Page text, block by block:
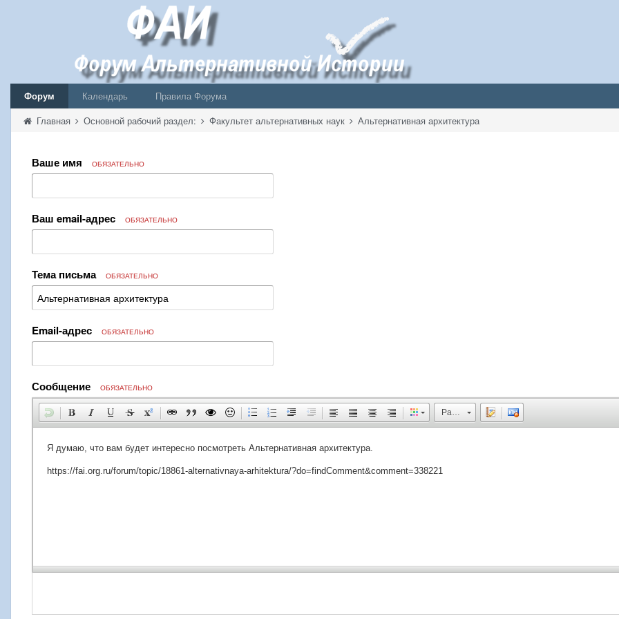
Форум Календарь
Правила Форума
Главная Основной рабочий раздел: Факультет альтернативных наук Альтернативная архитектура
Ваше имя ОБЯЗАТЕЛЬНО
Ваш email-адрес ОБЯЗАТЕЛЬНО
Тема письма ОБЯЗАТЕЛЬНО
Email-адрес ОБЯЗАТЕЛЬНО
Сообщение ОБЯЗАТЕЛЬНО
Размер